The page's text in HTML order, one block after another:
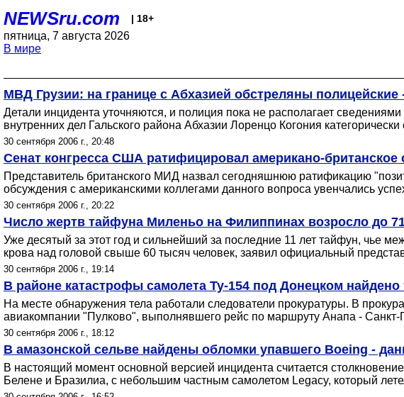
NEWSru.com | 18+
пятница, 7 августа 2026
В мире
МВД Грузии: на границе с Абхазией обстреляны
Детали инцидента уточняются, и полиция пока не располагает
внутренних дел Гальского района Абхазии Лоренцо Когония
30 сентября 2006 г., 20:48
Сенат конгресса США ратифицировал американо-британское
Представитель британского МИД назвал сегодняшнюю ратификацию
обсуждения с американскими коллегами данного вопроса увенчались
30 сентября 2006 г., 20:22
Число жертв тайфуна Миленьо на Филиппинах возросло до
Уже десятый за этот год и сильнейший за последние 11 лет тайфун, чье
крова над головой свыше 60 тысяч человек, заявил официальный
30 сентября 2006 г., 19:14
В районе катастрофы самолета Ту-154 под Донецком
На месте обнаружения тела работали следователи прокуратуры. В
авиакомпании "Пулково", выполнявшего рейс по маршруту Анапа - Санкт-
30 сентября 2006 г., 18:12
В амазонской сельве найдены обломки упавшего Boeing -
В настоящий момент основной версией инцидента считается
Белене и Бразилиа, с небольшим частным самолетом Legacy, который